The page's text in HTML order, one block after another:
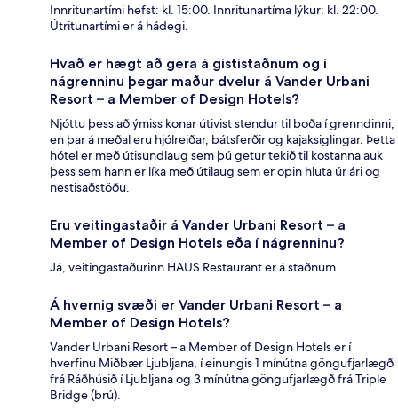
Innritunartími hefst: kl. 15:00. Innritunartíma lýkur: kl. 22:00.
Útritunartími er á hádegi.
Hvað er hægt að gera á gististaðnum og í
nágrenninu þegar maður dvelur á Vander Urbani
Resort – a Member of Design Hotels?
Njóttu þess að ýmiss konar útivist stendur til boða í grenndinni,
en þar á meðal eru hjólreiðar, bátsferðir og kajaksiglingar. Þetta
hótel er með útisundlaug sem þú getur tekið til kostanna auk
þess sem hann er líka með útilaug sem er opin hluta úr ári og
nestisaðstöðu.
Eru veitingastaðir á Vander Urbani Resort – a
Member of Design Hotels eða í nágrenninu?
Já, veitingastaðurinn HAUS Restaurant er á staðnum.
Á hvernig svæði er Vander Urbani Resort – a
Member of Design Hotels?
Vander Urbani Resort – a Member of Design Hotels er í
hverfinu Miðbær Ljubljana, í einungis 1 mínútna göngufjarlægð
frá Ráðhúsið í Ljubljana og 3 mínútna göngufjarlægð frá Triple
Bridge (brú).